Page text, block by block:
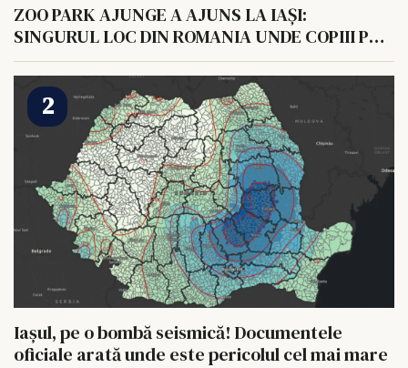
ZOO PARK AJUNGE A AJUNS LA IAȘI:
SINGURUL LOC DIN ROMANIA UNDE COPIII POT
HRANI UN ELEFANT
Iașul, pe o bombă seismică! Documentele
oficiale arată unde este pericolul cel mai mare